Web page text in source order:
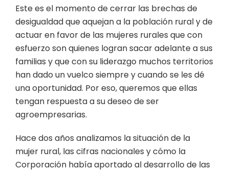
Este es el momento de cerrar las brechas de
desigualdad que aquejan a la población rural y de
actuar en favor de las mujeres rurales que con
esfuerzo son quienes logran sacar adelante a sus
familias y que con su liderazgo muchos territorios
han dado un vuelco siempre y cuando se les dé
una oportunidad. Por eso, queremos que ellas
tengan respuesta a su deseo de ser
agroempresarias.
Hace dos años analizamos la situación de la
mujer rural, las cifras nacionales y cómo la
Corporación había aportado al desarrollo de las